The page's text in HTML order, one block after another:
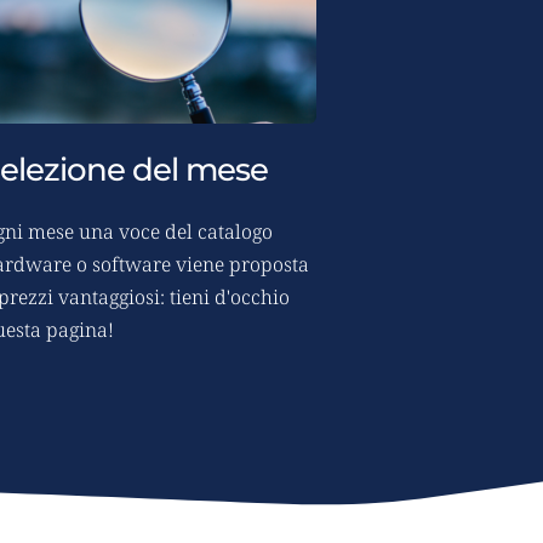
del mese
mese una voce del catalogo
o software viene proposta
vantaggiosi: tieni d'occhio
pagina!